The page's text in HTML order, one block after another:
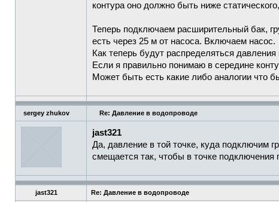
контура оно должно быть ниже
Теперь подключаем расширительный бак,
есть через 25 м от насоса. Включаем насос.
Как теперь будут распределяться давления
Если я правильно понимаю в середине
Может быть есть какие либо аналогии что
sergey zhukov Re: Давление в водопроводе
jast321
Да, давление в той точке, куда подключим
смещается так, чтобы в точке
jast321 Re: Давление в водопроводе